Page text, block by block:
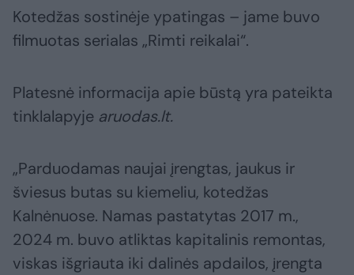
Kotedžas sostinėje ypatingas – jame buvo
filmuotas serialas „Rimti reikalai“.
Platesnė informacija apie būstą yra pateikta
tinklalapyje aruodas.lt.
„Parduodamas naujai įrengtas, jaukus ir
šviesus butas su kiemeliu, kotedžas
Kalnėnuose. Namas pastatytas 2017 m.,
2024 m. buvo atliktas kapitalinis remontas,
viskas išgriauta iki dalinės apdailos, įrengta